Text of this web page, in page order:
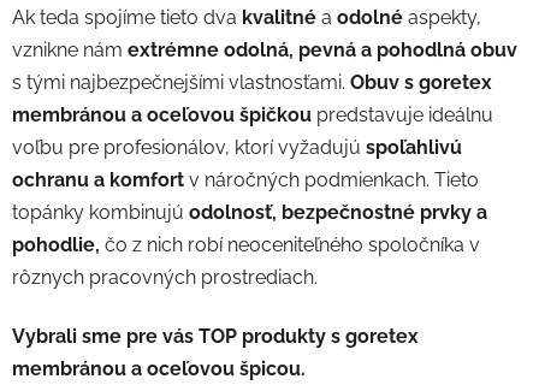
Ak teda spojíme tieto dva kvalitné a odolné aspekty,
vznikne nám extrémne odolná, pevná a pohodlná obuv
s tými najbezpečnejšími vlastnosťami. Obuv s goretex
membránou a oceľovou špičkou predstavuje ideálnu
voľbu pre profesionálov, ktorí vyžadujú spoľahlivú
ochranu a komfort v náročných podmienkach. Tieto
topánky kombinujú odolnosť, bezpečnostné prvky a
pohodlie, čo z nich robí neoceniteľného spoločníka v
rôznych pracovných prostrediach.
Vybrali sme pre vás TOP produkty s goretex
membránou a oceľovou špicou.